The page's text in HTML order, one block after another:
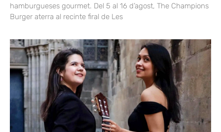
hamburgueses gourmet. Del 5 al 16 d’agost, The Champions
Burger aterra al recinte firal de Les